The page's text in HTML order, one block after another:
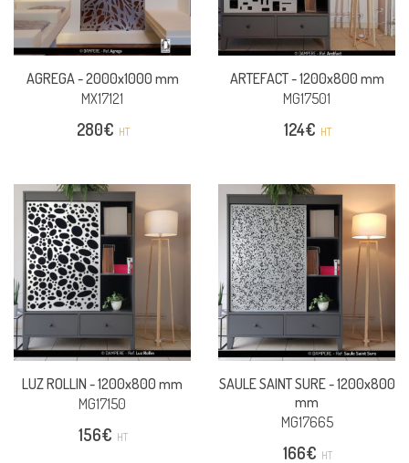
AGREGA -2000x1000 mm
MX17121
280€ HT
ARTEFACT -1200x800 mm
MG17501
124€ HT
LUZ ROLLIN -1200x800 mm
MG17150
156€ HT
SAULE SAINT SURE -1200x800
mm
MG17665
166€ HT